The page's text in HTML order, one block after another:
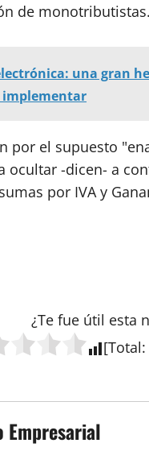
de monotributistas.
una gran
implementar
por el supuesto
-dicen- a
por IVA y
¿Te fue útil esta
[Total:
Empresarial